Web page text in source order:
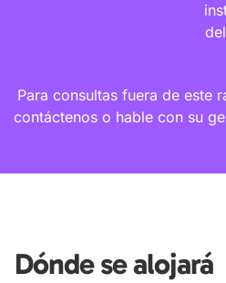
Para consultas fuera de este
contáctenos o hable con su
Dónde se alojará